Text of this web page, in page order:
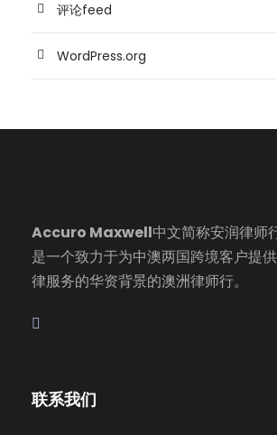
评论feed
WordPress.org
Accuro Maxwell中文简称安润律师
是一个致力于为中澳两国跨境客户提
律服务的华资背景的澳洲律师行。
联系我们